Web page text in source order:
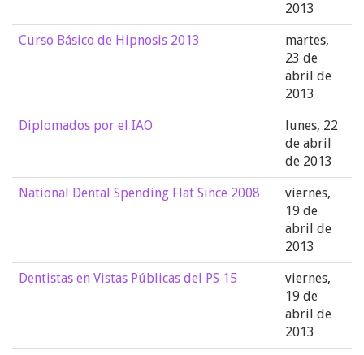
2013
Curso Básico de Hipnosis 2013
martes,
23 de
abril de
2013
Diplomados por el IAO
lunes, 22
de abril
de 2013
National Dental Spending Flat Since 2008
viernes,
19 de
abril de
2013
Dentistas en Vistas Públicas del PS 15
viernes,
19 de
abril de
2013